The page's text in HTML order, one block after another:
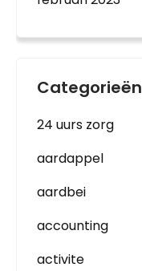
Categorieën
24 uurs zorg
aardappel
aardbei
accounting
activite